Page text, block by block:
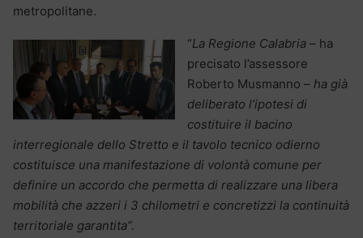
metropolitane.
“La Regione Calabria – ha
precisato l’assessore
Roberto Musmanno – ha già
deliberato l’ipotesi di
costituire il bacino
interregionale dello Stretto e il tavolo tecnico odierno
costituisce una manifestazione di volontà comune per
definire un accordo che permetta di realizzare una libera
mobilità che azzeri i 3 chilometri e concretizzi la continuità
territoriale garantita”.